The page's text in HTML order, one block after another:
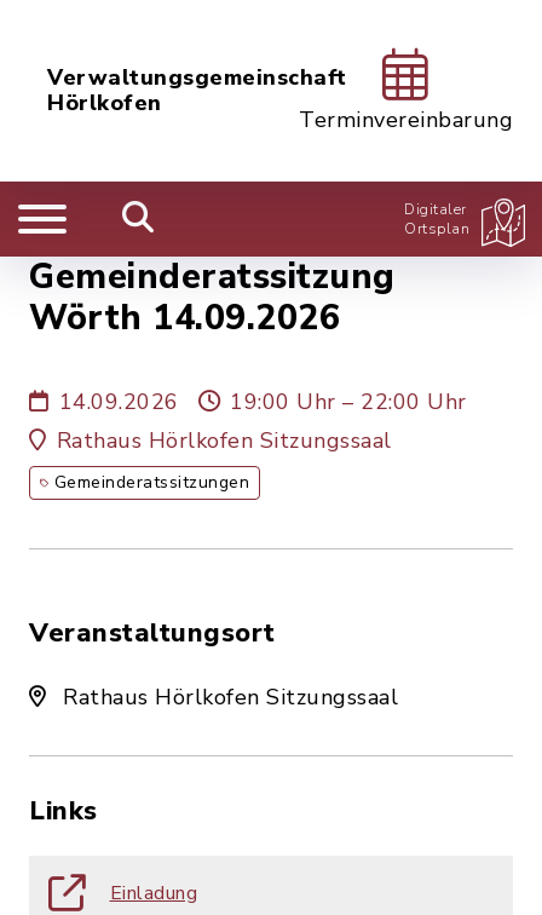
Verwaltungsgemeinschaft
Hörlkofen
Terminvereinbarung
Digitaler
Ortsplan
Gemeinderatssitzung
Wörth 14.09.2026
14.09.2026
19:00 Uhr – 22:00 Uhr
Rathaus Hörlkofen Sitzungssaal
Gemeinderatssitzungen
Veranstaltungsort
Rathaus Hörlkofen Sitzungssaal
Links
Einladung